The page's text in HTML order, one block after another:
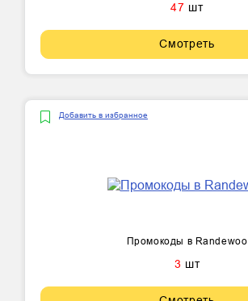
47 шт
Смотреть
Добавить в избранное
Промокоды в Randewoo
3 шт